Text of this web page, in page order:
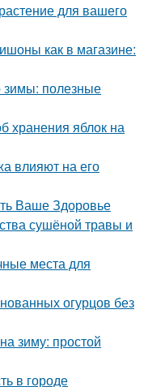
для вашего
как в магазине:
зимы: полезные
хранения яблок на
влияют на его
Ваше Здоровье
сушёной травы и
места для
огурцов без
зиму: простой
в городе